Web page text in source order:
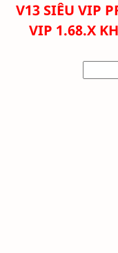
V13 SIÊU VIP
VIP 1.68.X